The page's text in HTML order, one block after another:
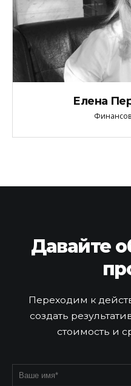
Елена
Давайте
Переходим к
создать
стоимость и